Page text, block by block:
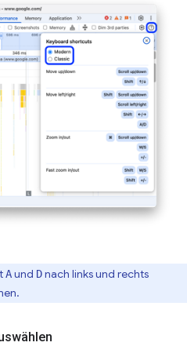
Aund Dnach links und rechts